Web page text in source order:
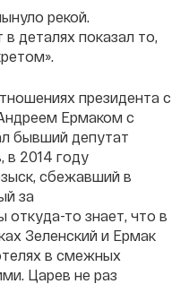
рекой.
деталях показал то,
президента с
Ермаком с
бывший депутат
в 2014 году
сбежавший в
за
откуда-то знает, что в
Зеленский и Ермак
в смежных
Царев не раз